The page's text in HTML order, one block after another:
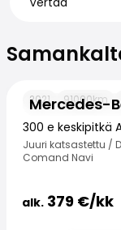
Mercedes-
2021 91000km
300 e keskipitkä
Juuri katsastettu /
Comand Navi
alk. 379 €/kk